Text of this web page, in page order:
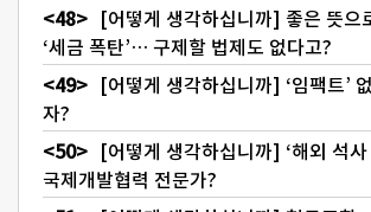
[어떻게 생각하십니까] 좋은 뜻으
‘세금 폭탄’… 구제할 법제도 없다고?
[어떻게 생각하십니까] ‘임팩트’
자?
[어떻게 생각하십니까] ‘해외 석사
국제개발협력 전문가?